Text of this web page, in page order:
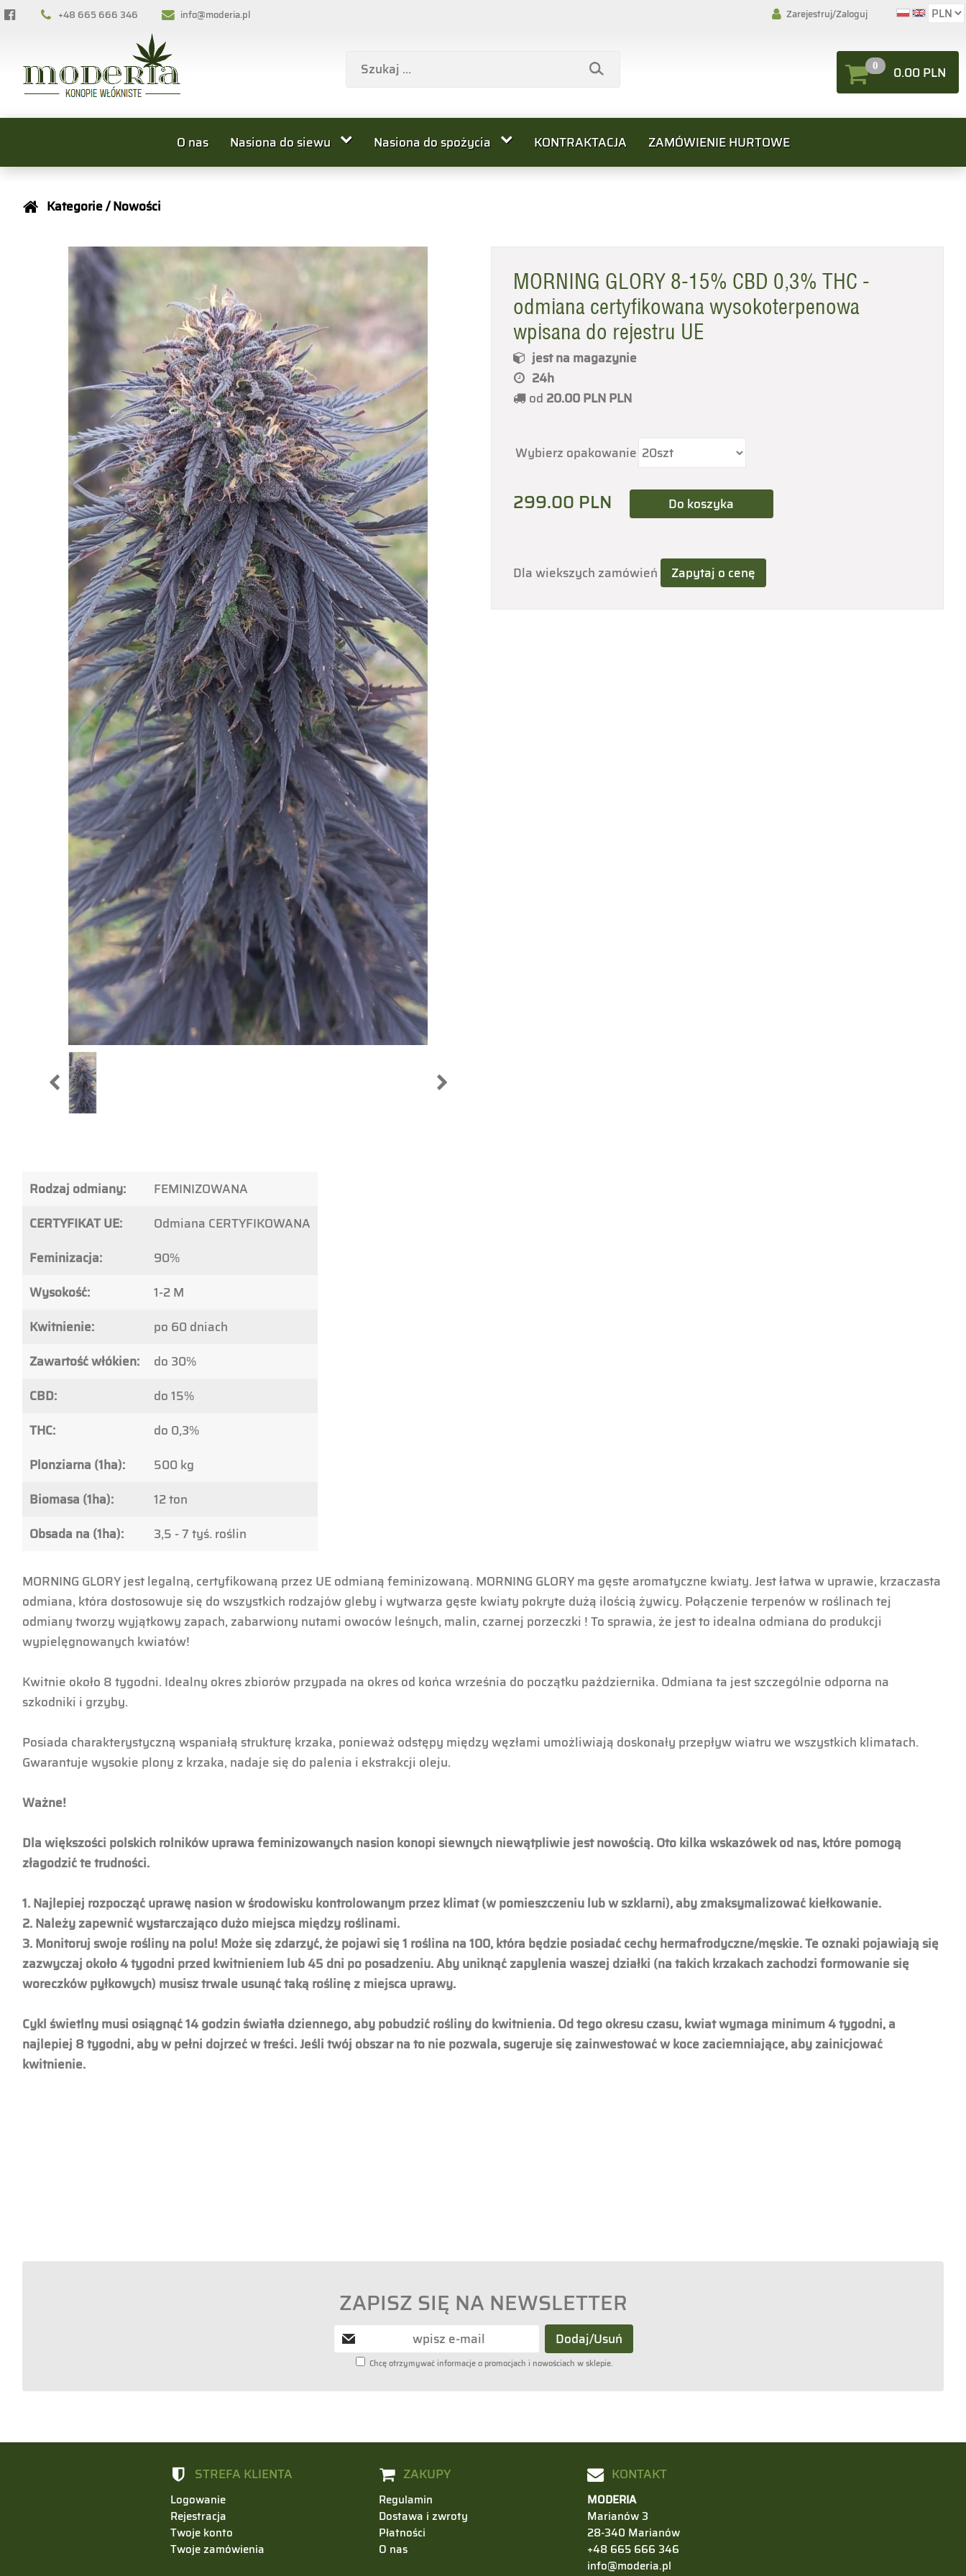
Zarejestruj/Zaloguj
+48 665 666 346 info@moderia.pl
0.00 PLN
0
O nas Nasiona do siewu Nasiona do spożycia KONTRAKTACJA ZAMÓWIENIE HURTOWE
Kategorie/ Nowości
MORNING GLORY 8-15% CBD 0,3% THC -
odmiana certyfikowana wysokoterpenowa
wpisana do rejestru UE
jest na magazynie
24h
od 20.00 PLNPLN
Wybierz opakowanie
299.00 PLN
Dla wiekszych zamówień
Rodzaj odmiany:
FEMINIZOWANA
CERTYFIKAT UE:
Odmiana CERTYFIKOWANA
Feminizacja:
90%
Wysokość:
1-2 M
Kwitnienie:
po 60 dniach
Zawartość włókien:
do 30%
CBD:
do 15%
THC:
do 0,3%
Plonziarna (1ha):
500 kg
Biomasa (1ha):
12 ton
Obsada na (1ha):
3,5 - 7 tyś. roślin
MORNING GLORY jest legalną, certyfikowaną przez UE odmianą feminizowaną. MORNING GLORY ma gęste aromatyczne kwiaty. Jest łatwa w uprawie, krzaczasta
odmiana, która dostosowuje się do wszystkich rodzajów gleby i wytwarza gęste kwiaty pokryte dużą ilością żywicy. Połączenie terpenów w roślinach tej
odmiany tworzy wyjątkowy zapach, zabarwiony nutami owoców leśnych, malin, czarnej porzeczki ! To sprawia, że jest to idealna odmiana do produkcji
wypielęgnowanych kwiatów!
Kwitnie około 8 tygodni. Idealny okres zbiorów przypada na okres od końca września do początku października. Odmiana ta jest szczególnie odporna na
szkodniki i grzyby.
Posiada charakterystyczną wspaniałą strukturę krzaka, ponieważ odstępy między węzłami umożliwiają doskonały przepływ wiatru we wszystkich klimatach.
Gwarantuje wysokie plony z krzaka, nadaje się do palenia i ekstrakcji oleju.
Ważne!
Dla większości polskich rolników uprawa feminizowanych nasion konopi siewnych niewątpliwie jest nowością. Oto kilka wskazówek od nas, które pomogą
złagodzić te trudności.
1. Najlepiej rozpocząć uprawę nasion w środowisku kontrolowanym przez klimat (w pomieszczeniu lub w szklarni), aby zmaksymalizować kiełkowanie.
2. Należy zapewnić wystarczająco dużo miejsca między roślinami.
3. Monitoruj swoje rośliny na polu! Może się zdarzyć, że pojawi się 1 roślina na 100, która będzie posiadać cechy hermafrodyczne/męskie.Te oznaki pojawiają się
zazwyczaj około 4 tygodni przed kwitnieniem lub 45 dni po posadzeniu.Aby uniknąć zapylenia waszej działki (na takich krzakach zachodzi formowanie się
woreczków pyłkowych) musisz trwale usunąć taką roślinę z miejsca uprawy.
Cykl świetlny musi osiągnąć 14 godzin światła dziennego, aby pobudzić rośliny do kwitnienia. Od tego okresu czasu, kwiat wymaga minimum 4 tygodni, a
najlepiej 8 tygodni, aby w pełni dojrzeć w treści. Jeśli twój obszar na to nie pozwala, sugeruje się zainwestować w koce zaciemniające, aby zainicjować
kwitnienie.
ZAPISZ SIĘ NA NEWSLETTER
Chcę otrzymywać informacje o promocjach i nowościach w sklepie.
STREFA KLIENTA
Logowanie
Rejestracja
Twoje konto
Twoje zamówienia
ZAKUPY
Regulamin
Dostawa i zwroty
Płatności
O nas
KONTAKT
MODERIA
Marianów 3
28-340 Marianów
+48 665 666 346
info@moderia.pl